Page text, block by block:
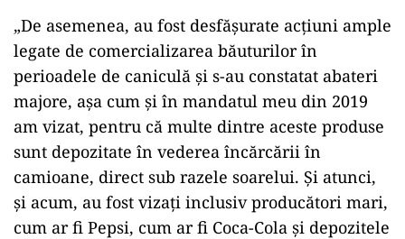
„De asemenea, au fost desfăşurate acţiuni ample
legate de comercializarea băuturilor în
perioadele de caniculă şi s-au constatat abateri
majore, aşa cum şi în mandatul meu din 2019
am vizat, pentru că multe dintre aceste produse
sunt depozitate în vederea încărcării în
camioane, direct sub razele soarelui. Şi atunci,
şi acum, au fost vizaţi inclusiv producători mari,
cum ar fi Pepsi, cum ar fi Coca-Cola şi depozitele